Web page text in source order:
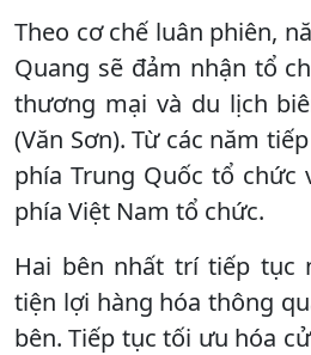
Theo cơ chế luân phiên,
Quang sẽ đảm nhận tổ
thương mại và du lịch
(Văn Sơn). Từ các năm
phía Trung Quốc tổ chức
phía Việt Nam tổ chức.
Hai bên nhất trí tiếp tục
tiện lợi hàng hóa thông
bên. Tiếp tục tối ưu hóa